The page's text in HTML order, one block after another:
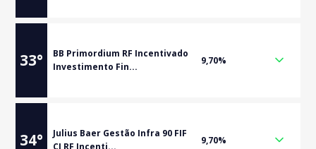
33°
BB Primordium RF Incentivado
Investimento Fin...
9,70%
34°
Julius Baer Gestão Infra 90 FIF
CI RF Incenti...
9,70%